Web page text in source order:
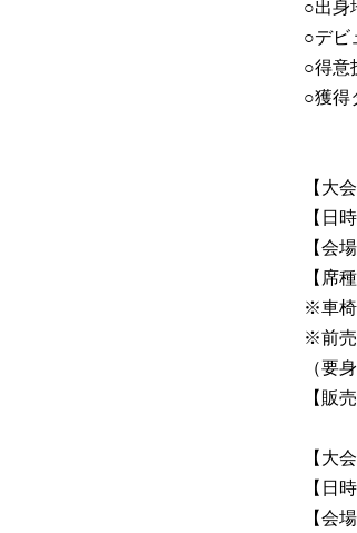
○出
○デ
○得意
○獲得
【大
【日
【会
【席
※車椅
※前売
（要
【販
【大
【日
【会